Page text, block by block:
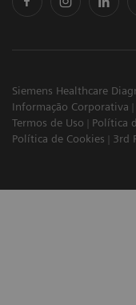
Siemens Healthcare
Informação Corporativa
Termos de Uso
Política
Política de Cookies
3rd